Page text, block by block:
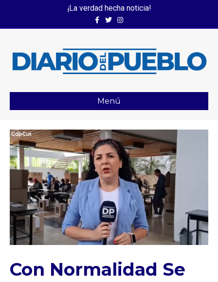
¡La verdad hecha noticia!
FacebookTwitterInstagram
Menú
Con Normalidad Se